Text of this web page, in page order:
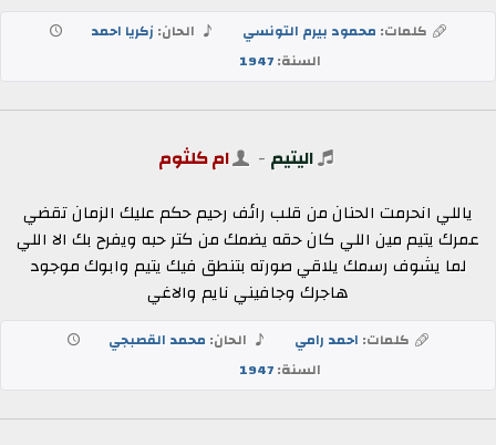
كلمات: محمود بيرم التونسي الحان: زكريا احمد
السنة:1947
اليتيم - ام كلثوم
ياللي انحرمت الحنان من قلب رائف رحيم حكم عليك الزمان تقضي
عمرك يتيم مين اللي كان حقه يضمك من كتر حبه ويفرح بك الا اللي
لما يشوف رسمك يلاقي صورته بتنطق فيك يتيم وابوك موجود
هاجرك وجافيني نايم والاغي
كلمات: احمد رامي الحان: محمد القصبجي
السنة:1947